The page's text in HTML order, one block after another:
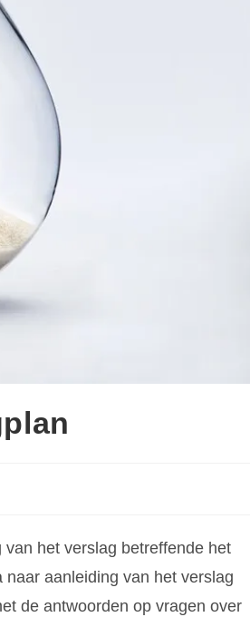
het verslag betreffende het
aanleiding van het verslag
de antwoorden op vragen over